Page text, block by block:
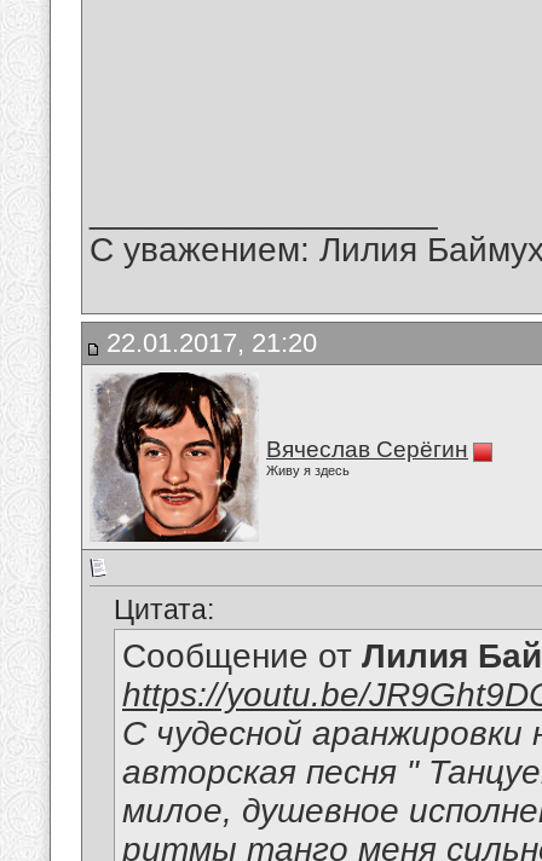
С уважением: Лилия
22.01.2017, 21:20
Вячеслав Серёгин
Живу я здесь
Цитата:
Сообщение от Лилия
https://youtu.be/
С чудесной аранжировки
авторская песня "
милое, душевное
ритмы танго меня